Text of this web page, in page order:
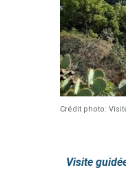
Crédit photo:
Visite